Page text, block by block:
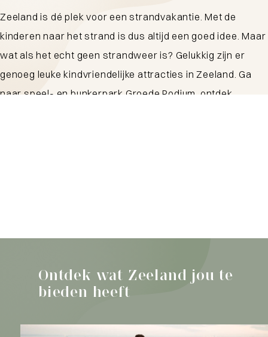
Zeeland is dé plek voor een strandvakantie. Met de
kinderen naar het strand is dus altijd een goed idee. Maar
wat als het echt geen strandweer is? Gelukkig zijn er
genoeg leuke kindvriendelijke attracties in Zeeland. Ga
naar speel- en bunkerpark Groede Podium, ontdek
Doen in West-
Vlaanderen
Ontdek wat Zeeland jou te
bieden heeft